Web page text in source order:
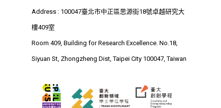
Address : 100047臺北市中正區思源街18號卓越研究大
樓409室
Room 409, Building for Research Excellence. No.18,
Siyuan St, Zhongzheng Dist, Taipei City 100047, Taiwan
關於我們
相關法規
業務單位
創新教育中心
相關計畫